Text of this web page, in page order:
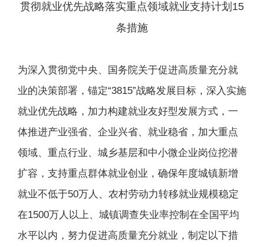
贯彻就业优先战略落实重点领域就业支持计划15
条措施
为深入贯彻党中央、国务院关于促进高质量充分就
业的决策部署，锚定“3815”战略发展目标，深入实施
就业优先战略，加力构建就业友好型发展方式，一
体推进产业强省、企业兴省、就业稳省，加大重点
领域、重点行业、城乡基层和中小微企业岗位挖潜
扩容，支持重点群体就业创业，确保年度城镇新增
就业不低于50万人、农村劳动力转移就业规模稳定
在1500万人以上、城镇调查失业率控制在全国平均
水平以内，努力促进高质量充分就业，制定以下措